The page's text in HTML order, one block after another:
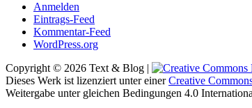
Anmelden
Eintrags-Feed
Kommentar-Feed
WordPress.org
Copyright © 2026 Text & Blog |
Dieses Werk ist lizenziert unter einerCreative
Weitergabe unter gleichen Bedingungen 4.0